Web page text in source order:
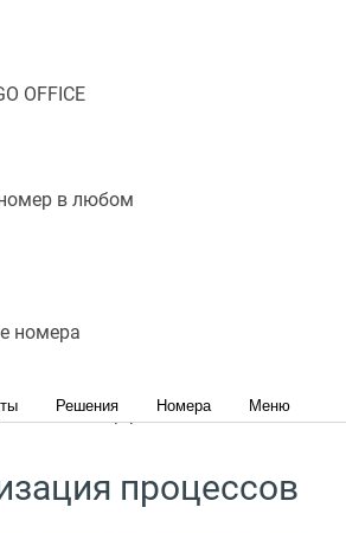
OFFICE
в любом
номера
Решения Номера Меню
в использовании
всех сотрудников к
управлении
и правами доступа
один интерфейс
процессов